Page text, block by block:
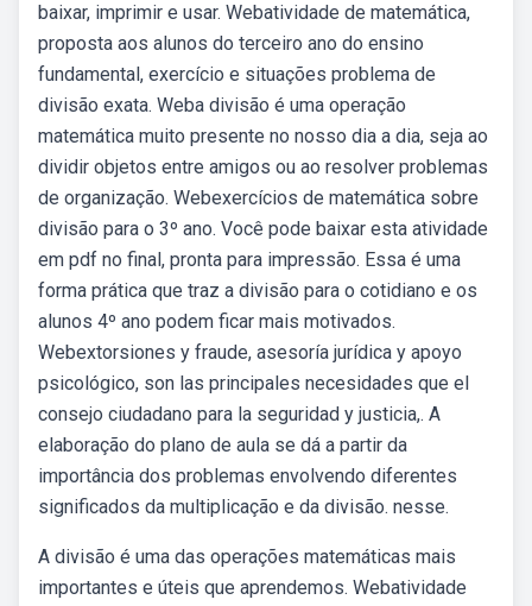
baixar, imprimir e usar. Webatividade de matemática,
proposta aos alunos do terceiro ano do ensino
fundamental, exercício e situações problema de
divisão exata. Weba divisão é uma operação
matemática muito presente no nosso dia a dia, seja ao
dividir objetos entre amigos ou ao resolver problemas
de organização. Webexercícios de matemática sobre
divisão para o 3º ano. Você pode baixar esta atividade
em pdf no final, pronta para impressão. Essa é uma
forma prática que traz a divisão para o cotidiano e os
alunos 4º ano podem ficar mais motivados.
Webextorsiones y fraude, asesoría jurídica y apoyo
psicológico, son las principales necesidades que el
consejo ciudadano para la seguridad y justicia,. A
elaboração do plano de aula se dá a partir da
importância dos problemas envolvendo diferentes
significados da multiplicação e da divisão. nesse.
A divisão é uma das operações matemáticas mais
importantes e úteis que aprendemos. Webatividade